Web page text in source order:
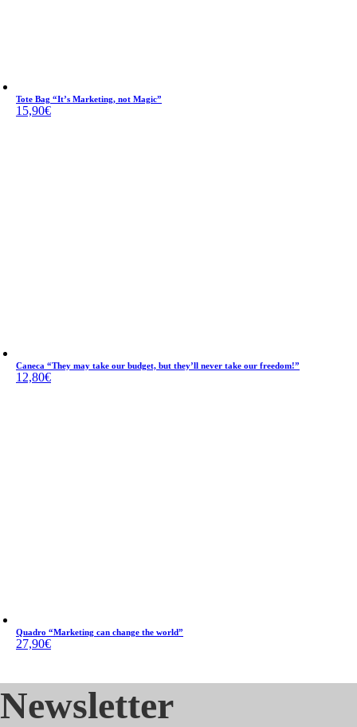
Tote Bag “It’s Marketing, not Magic”
15,90€
Caneca “They may take our budget, but they’ll never take our freedom!”
12,80€
Quadro “Marketing can change the world”
27,90€
Newsletter